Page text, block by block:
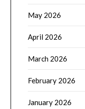
May 2026
April 2026
March 2026
February 2026
January 2026